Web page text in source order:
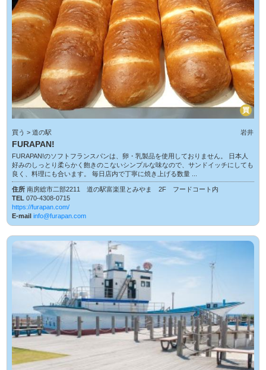
買
買う > 道の駅 岩井
FURAPAN!
FURAPAN!のソフトフランスパンは、卵・乳製品を使用しておりません。 日本人
好みのしっとり柔らかく飽きのこないシンプルな味なので、サンドイッチにしても
良く、料理にも合います。 毎日店内で丁寧に焼き上げる数量 ...
住所南房総市二部2211 道の駅富楽里とみやま 2F フードコート内
TEL070-4308-0715
https://furapan.com/
E-mailinfo@furapan.com